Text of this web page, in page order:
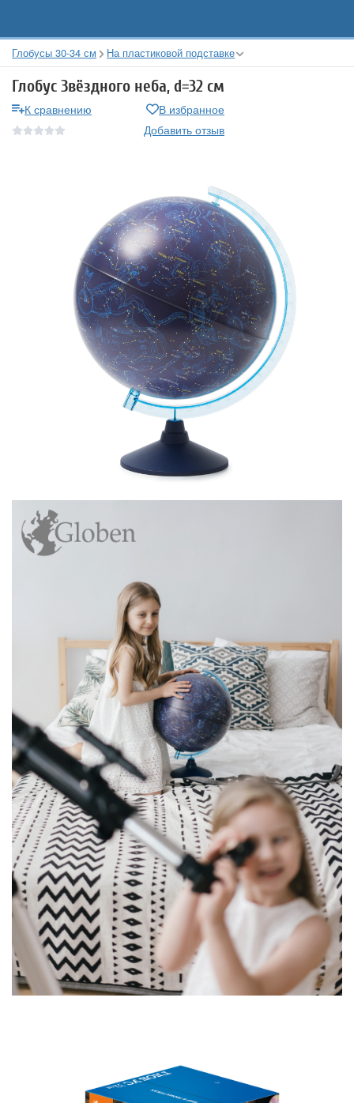
Глобусы 30-34 см На пластиковой подставке
Глобус Звёздного неба, d=32 см
К сравнению
В избранное
Добавить отзыв